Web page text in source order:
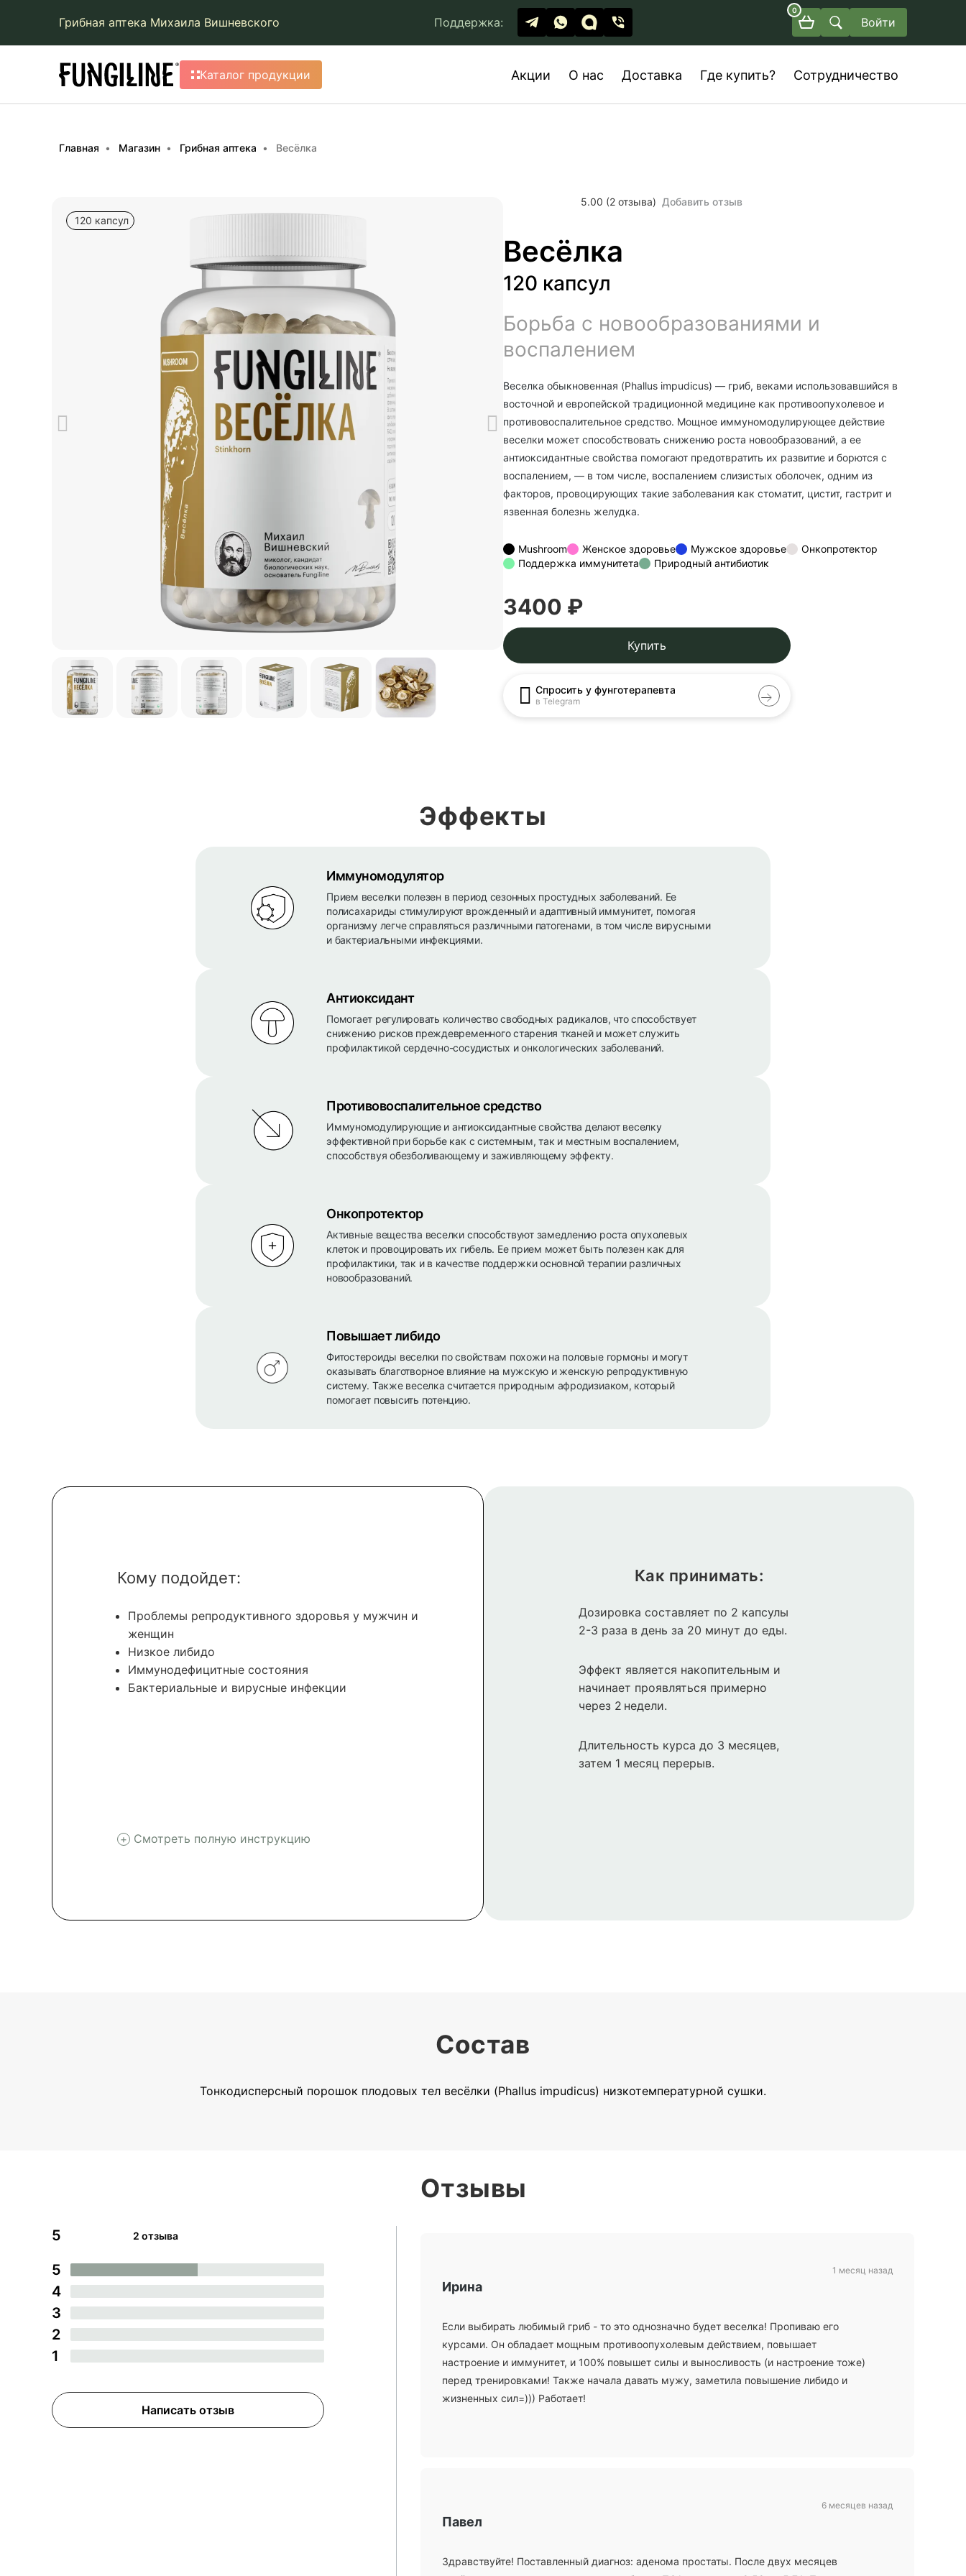
Грибная аптека Михаила Вишневского Поддержка:
0
Войти
Каталог продукции Акции О нас Доставка Где купить? Сотрудничество
Главная Магазин Грибная аптека Весёлка
120 капсул
5.00 (2 отзыва) Добавить отзыв
Весёлка
120 капсул
Борьба с новообразованиями и
воспалением
Веселка обыкновенная (Phallus impudicus) — гриб, веками использовавшийся в
восточной и европейской традиционной медицине как противоопухолевое и
противовоспалительное средство. Мощное иммуномодулирующее действие
веселки может способствовать снижению роста новообразований, а ее
антиоксидантные свойства помогают предотвратить их развитие и борются с
воспалением, — в том числе, воспалением слизистых оболочек, одним из
факторов, провоцирующих такие заболевания как стоматит, цистит, гастрит и
язвенная болезнь желудка.
Mushroom Женское здоровье Мужское здоровье
Онкопротектор
Поддержка иммунитета
Природный антибиотик
3400 ₽
Купить
Спросить у фунготерапевта
в Telegram
Эффекты
Иммуномодулятор
Прием веселки полезен в период сезонных простудных заболеваний. Ее
полисахариды стимулируют врожденный и адаптивный иммунитет, помогая
организму легче справляться различными патогенами, в том числе вирусными
и бактериальными инфекциями.
Антиоксидант
Помогает регулировать количество свободных радикалов, что способствует
снижению рисков преждевременного старения тканей и может служить
профилактикой сердечно-сосудистых и онкологических заболеваний.
Противовоспалительное средство
Иммуномодулирующие и антиоксидантные свойства делают веселку
эффективной при борьбе как с системным, так и местным воспалением,
способствуя обезболивающему и заживляющему эффекту.
Онкопротектор
Активные вещества веселки способствуют замедлению роста опухолевых
клеток и провоцировать их гибель. Ее прием может быть полезен как для
профилактики, так и в качестве поддержки основной терапии различных
новообразований.
Повышает либидо
Фитостероиды веселки по свойствам похожи на половые гормоны и могут
оказывать благотворное влияние на мужскую и женскую репродуктивную
систему. Также веселка считается природным афродизиаком, который
помогает повысить потенцию.
Кому подойдет:
Проблемы репродуктивного здоровья у мужчин и
женщин
Низкое либидо
Иммунодефицитные состояния
Бактериальные и вирусные инфекции
Смотреть полную инструкцию
Как принимать:
Дозировка составляет по 2 капсулы
2-3 раза в день за 20 минут до еды.
Эффект является накопительным и
начинает проявляться примерно
через 2 недели.
Длительность курса до 3 месяцев,
затем 1 месяц перерыв.
Состав
Тонкодисперсный порошок плодовых тел весёлки (Phallus impudicus) низкотемпературной сушки.
5 2 отзыва
5
4
3
2
1
Написать отзыв
Отзывы
Ирина
Если выбирать любимый гриб - то это однозначно будет веселка! Пропиваю его
курсами. Он обладает мощным противоопухолевым действием, повышает
настроение и иммунитет, и 100% повышет силы и выносливость (и настроение тоже)
перед тренировками! Также начала давать мужу, заметила повышение либидо и
жизненных сил=))) Работает!
1 месяц назад
Павел
Здравствуйте! Поставленный диагноз: аденома простаты. После двух месяцев
6 месяцев назад